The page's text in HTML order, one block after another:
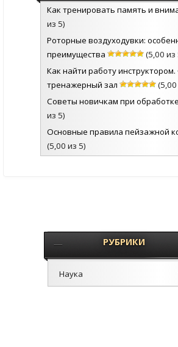
Как тренировать память и
из 5)
Роторные воздуходувки:
преимущества
(5,00 из
Как найти работу
тренажерный зал
Советы новичкам при
из 5)
Основные правила пейзажной
(5,00 из 5)
РУБРИКИ